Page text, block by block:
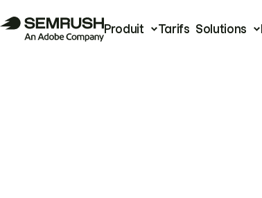
Produit Tarifs Solutions